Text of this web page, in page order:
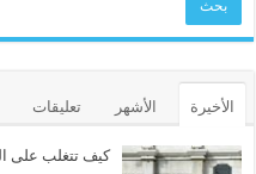
الأخيرة الأشهر تعليقات
كيف تتغلب على